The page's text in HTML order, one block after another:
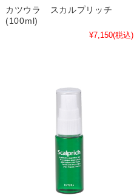
カツウラ スカルプリッチ
(100ml)
¥7,150(税込)